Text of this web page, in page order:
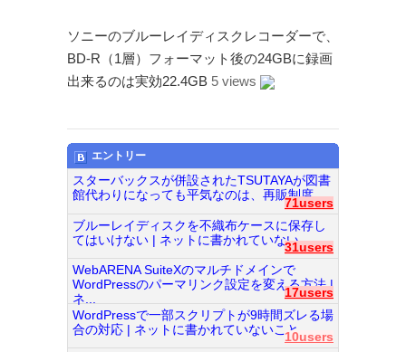
ペンギン貿易
ムラタ有子
2（Facebook）
ソニーのブルーレイディスクレコーダーで、
BD-R（1層）フォーマット後の24GBに録画
出来るのは実効22.4GB 5 views
エントリー
スターバックスが併設されたTSUTAYAが図書
館代わりになっても平気なのは、再販制度...
71users
ブルーレイディスクを不織布ケースに保存し
てはいけない | ネットに書かれていない...
31users
WebARENA SuiteXのマルチドメインで
WordPressのパーマリンク設定を変える方法 |
ネ...
17users
WordPressで一部スクリプトが9時間ズレる場
合の対応 | ネットに書かれていないこと...
10users